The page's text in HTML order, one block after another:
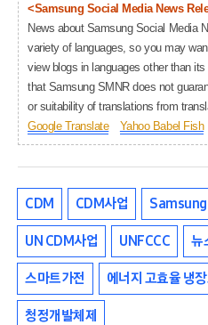
<Samsung Social Media News
News about Samsung Social Media
variety of languages, so you may
view blogs in languages other than
that Samsung SMNR does not
or suitability of translations from
Google Translate
Yahoo Babel Fish
CDM CDM사업
UN CDM사업 UNFCCC 뉴
스마트가전 에너지 고효율 냉
청정개발체제